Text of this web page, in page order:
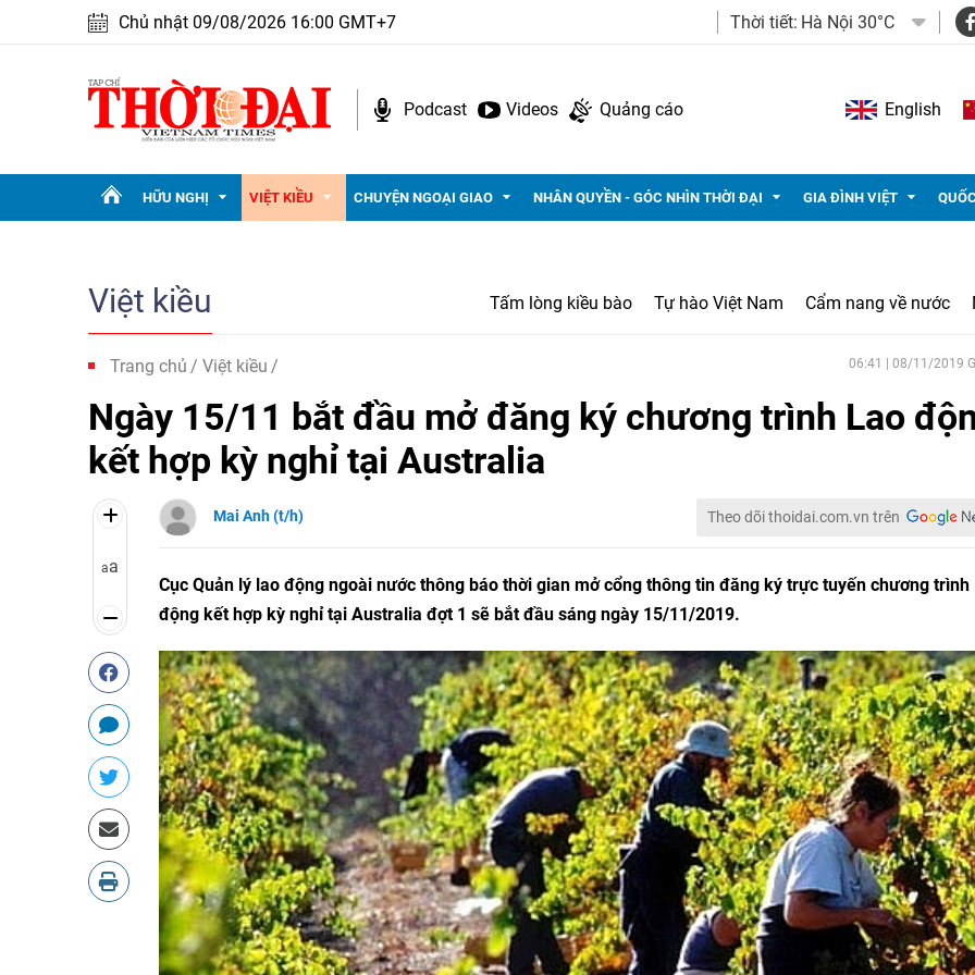
Chủ nhật 09/08/2026 16:00 GMT+7 Thời tiết: Hà Nội 30°C
Podcast Videos Quảng cáo English
HỮU NGHỊ VIỆT KIỀU CHUYỆN NGOẠI GIAO NHÂN QUYỀN - GÓC NHÌN THỜI ĐẠI GIA ĐÌNH VIỆT
Việt kiều Tấm lòng kiều bào Tự hào Việt Nam Cẩm nang về nước
Trang chủ Việt kiều 06:41 | 08/11/2019
Ngày 15/11 bắt đầu mở đăng ký chương trình Lao
kết hợp kỳ nghỉ tại Australia
aa
Mai Anh (t/h) Theo dõi thoidai.com.vn trên
Cục Quản lý lao động ngoài nước thông báo thời gian mở cổng thông tin đăng ký trực tuyến chương trình
động kết hợp kỳ nghỉ tại Australia đợt 1 sẽ bắt đầu sáng ngày 15/11/2019.